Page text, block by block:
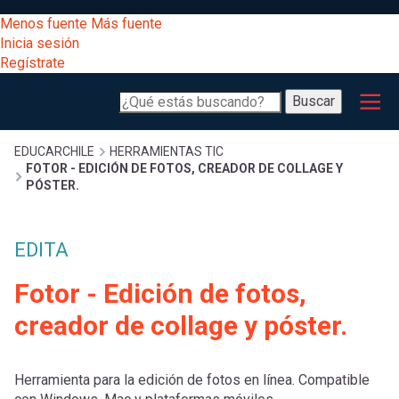
al
contenido
principal
[Educarchile
Escritorio]
Menú
entrar
a
mi
Menos fuente Más fuente
Inicia sesión
Regístrate
Buscar
Buscar
Menú
principal
Desarrollo
Expand
Gestión
curricular
Expand
Exploración
Expand
Regístrate
Sobrescribir
de
ayuda
a
EDUCARCHILE
HERRAMIENTAS TIC
FOTOR - EDICIÓN DE FOTOS, CREADOR DE COLLAGE Y
PÓSTER.
EDITA
Fotor - Edición de fotos,
creador de collage y póster.
Herramienta para la edición de fotos en línea. Compatible